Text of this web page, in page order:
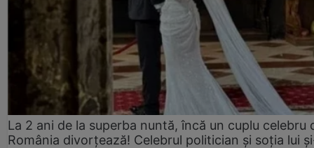
La 2 ani de la superba nuntă, încă un cuplu celebru
România divorțează! Celebrul politician și soția lui